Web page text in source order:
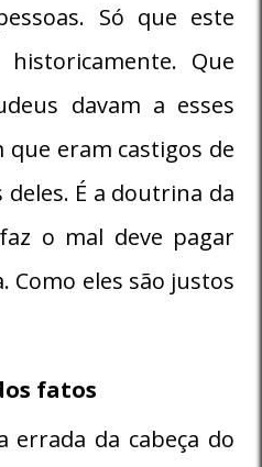
Só que este
Que
davam a esses
que eram castigos de
deles. É a doutrina da
o mal deve pagar
Como eles são justos
fatos
errada da cabeça do